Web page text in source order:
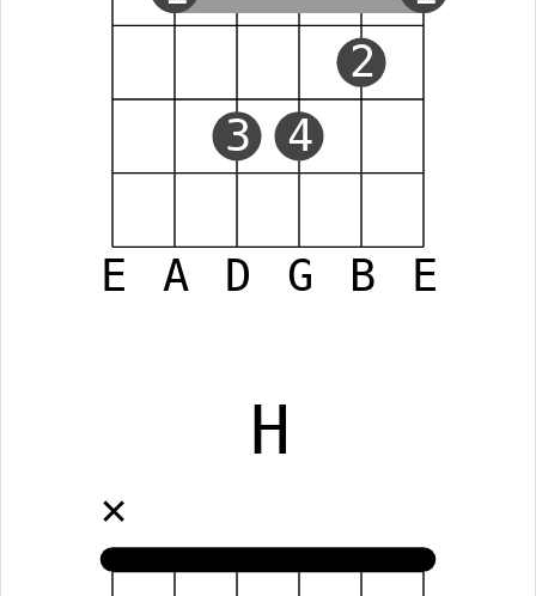
E A D G B E
3 4
2
H
✕